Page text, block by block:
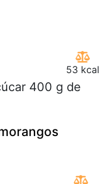
53 kcal
400 g de